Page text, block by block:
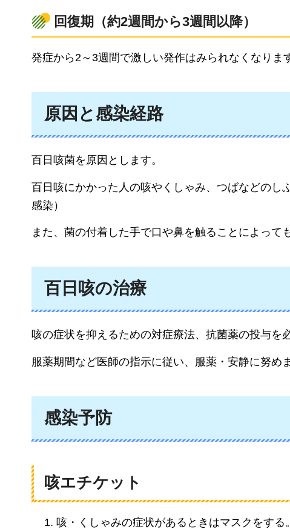
回復期（約2週間から3週間以降）
発症から2～3週間で激しい発作はみられなくなりま
原因と感染経路
百日咳菌を原因とします。
百日咳にかかった人の咳やくしゃみ、つばなどのし
感染）
また、菌の付着した手で口や鼻を触ることによって
百日咳の治療
咳の症状を抑えるための対症療法、抗菌薬の投与を
服薬期間など医師の指示に従い、服薬・安静に努め
感染予防
咳エチケット
咳・くしゃみの症状があるときはマスクをする。